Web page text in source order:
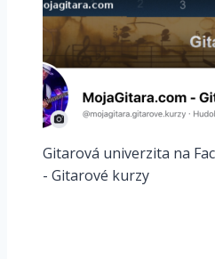
Gitarová univerzita na
- Gitarové kurzy